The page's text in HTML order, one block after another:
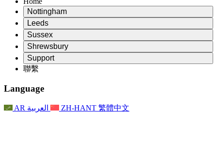
Nottingham
Review
評審主席
獨立審核小組
職權範圍
獨立審查最終報告
常見問題
For Families
最新消息
Leeds
Review
評審主席
獨立審核小組
職權範圍
聯繫
家庭心理支持
家庭更新
事件
Sussex
Review
評審主席
獨立審核小組
職權範圍
聯繫
For Families
家庭心理支持
家庭更新
Shrewsbury
Review
產科複查的職權範圍
Reports
獨立審查的最終報告
獨立審查報告的首次報告
For Families
Support
Leeds
Nottingham
家庭心理支援服務
心理健康危機支援
聯繫
Language
AR العربية ZH-HANT 繁體中文